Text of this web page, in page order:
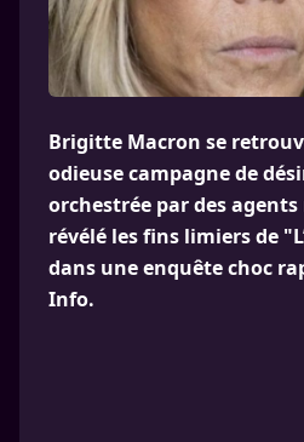
Brigitte Macron se
odieuse campagne de
orchestrée par des agents
révélé les fins limiers de
dans une enquête choc
Info.